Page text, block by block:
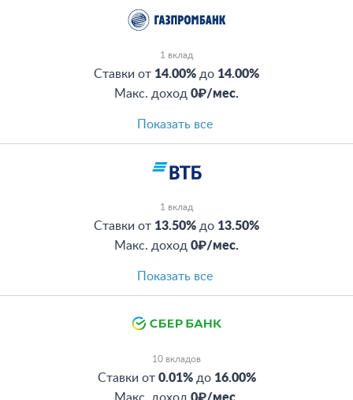
1 вклад
Ставки от 14.00% до 14.00%
Макс. доход 0₽/мес.
Показать все
1 вклад
Ставки от 13.50% до 13.50%
Макс. доход 0₽/мес.
Показать все
10 вкладов
Ставки от 0.01% до 16.00%